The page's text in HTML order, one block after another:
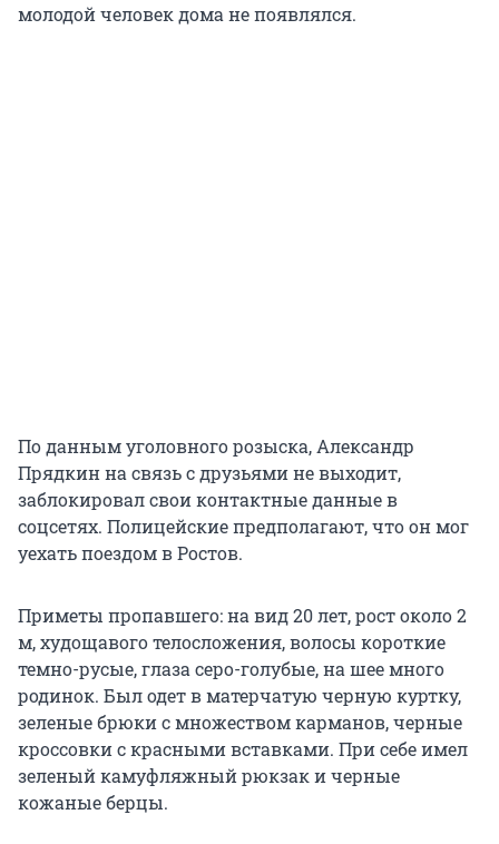
молодой человек дома не появлялся.
По данным уголовного розыска, Александр
Прядкин на связь с друзьями не выходит,
заблокировал свои контактные данные в
соцсетях. Полицейские предполагают, что он мог
уехать поездом в Ростов.
Приметы пропавшего: на вид 20 лет, рост около 2
м, худощавого телосложения, волосы короткие
темно-русые, глаза серо-голубые, на шее много
родинок. Был одет в матерчатую черную куртку,
зеленые брюки с множеством карманов, черные
кроссовки с красными вставками. При себе имел
зеленый камуфляжный рюкзак и черные
кожаные берцы.